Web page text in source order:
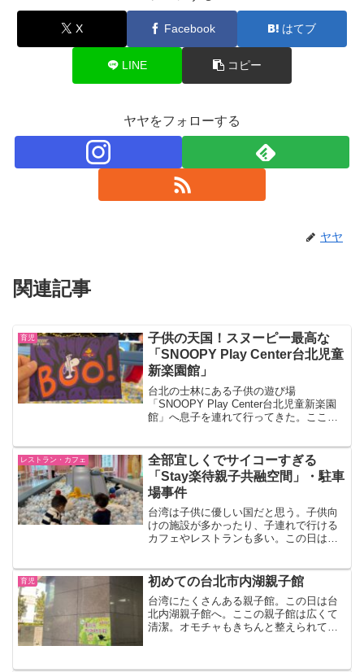
X Facebook はてブ
LINE コピー
ヤヤをフォローする
ヤヤ
関連記事
育児
子供の天国！スヌーピー最高な
「SNOOPY Play Center台北児童
新楽園館」
台北の士林にある子供の遊び場
「SNOOPY Play Center台北児童新楽園
館」へ息子を連れて行ってきた。ここは
していそうな感じ。ボールプールもある
し砂場もあるし、会場は広くて色んなテ
ーマによってアレンジされていて凄く楽
しくおすすめ。
レストラン・カフェ
全部宜しくでサイコーすぎる
「Stay楽待親子共融空間」・駐車
場事件
台湾は子供に優しい国だと思う。子供向
けの施設が多かったり、子連れで行ける
カフェやレストランも多い。この日は
でくれて、その間親はカフェスペースで
ゆっくり過ごせるという最高スポット！
育児 初めての台北市内湖親子館
台湾にたくさんある親子館。この日は台
北内湖親子館へ。ここの親子館は広くて
清潔。オモチャもきちんと整えられてる